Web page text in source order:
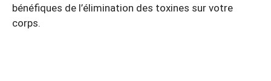
bénéfiques de l’élimination des toxines sur votre
corps.